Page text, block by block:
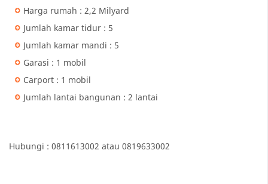
Harga rumah : 2,2 Milyard
Jumlah kamar tidur : 5
Jumlah kamar mandi : 5
Garasi : 1 mobil
Carport : 1 mobil
Jumlah lantai bangunan : 2 lantai
Hubungi : 0811613002 atau 0819633002